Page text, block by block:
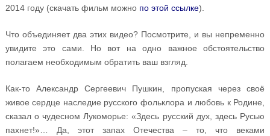
2014 году (скачать фильм можно по этой ссылке).
Что объединяет два этих видео? Посмотрите, и вы непременно
увидите это сами. Но вот на одно важное обстоятельство
полагаем необходимым обратить ваш взгляд.
Как-то Александр Сергеевич Пушкин, пропуская через своё
живое сердце наследие русского фольклора и любовь к Родине,
сказал о чудесном Лукоморье: «Здесь русский дух, здесь Русью
пахнет!»… Да, этот запах Отечества – то, что веками